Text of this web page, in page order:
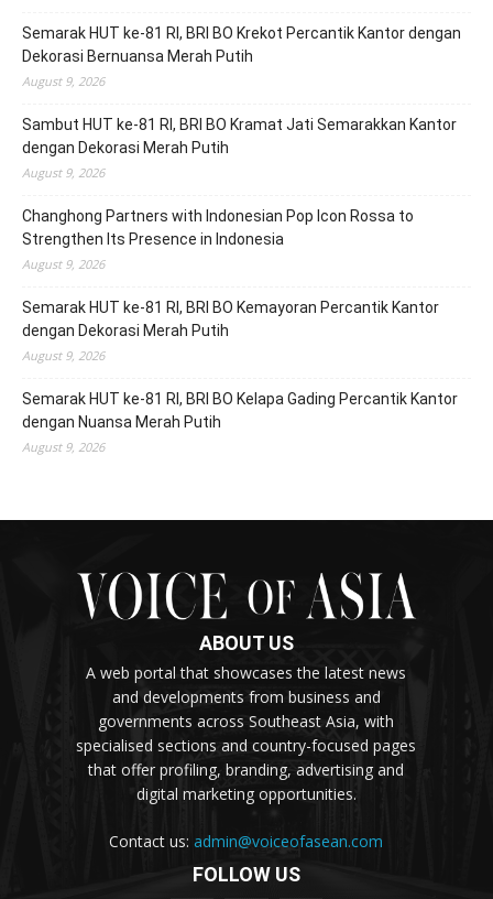
Semarak HUT ke-81 RI, BRI BO Krekot Percantik Kantor dengan
Dekorasi Bernuansa Merah Putih
August 9, 2026
Sambut HUT ke-81 RI, BRI BO Kramat Jati Semarakkan Kantor
dengan Dekorasi Merah Putih
August 9, 2026
Changhong Partners with Indonesian Pop Icon Rossa to
Strengthen Its Presence in Indonesia
August 9, 2026
Semarak HUT ke-81 RI, BRI BO Kemayoran Percantik Kantor
dengan Dekorasi Merah Putih
August 9, 2026
Semarak HUT ke-81 RI, BRI BO Kelapa Gading Percantik Kantor
dengan Nuansa Merah Putih
August 9, 2026
ABOUT US
A web portal that showcases the latest news
and developments from business and
governments across Southeast Asia, with
specialised sections and country-focused pages
that offer profiling, branding, advertising and
digital marketing opportunities.
Contact us:admin@voiceofasean.com
FOLLOW US